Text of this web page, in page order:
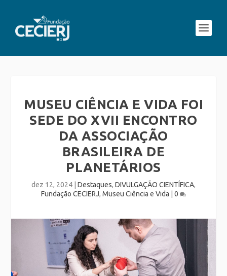
MUSEU CIÊNCIA E VIDA FOI
SEDE DO XVII ENCONTRO
DA ASSOCIAÇÃO
BRASILEIRA DE
PLANETÁRIOS
dez 12, 2024 Destaques, DIVULGAÇÃO CIENTÍFICA,
Fundação CECIERJ, Museu Ciência e Vida 0